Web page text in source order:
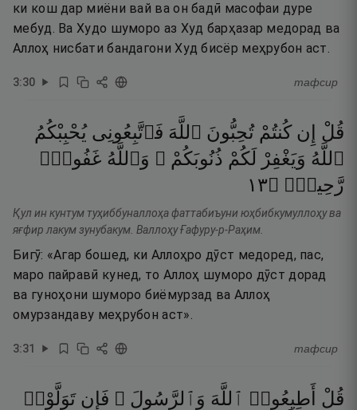
ки кош дар миёни вай ва он бадӣ масофаи дуре
мебуд. Ва Худо шуморо аз Худ барҳазар медорад ва
Аллоҳ нисбати бандагони Худ бисёр меҳрубон аст.
3:30 тафсир
قُلْ إِن كُنتُمْ تُحِبُّونَ ٱللَّهَ فَٱتَّبِعُونِى يُحْبِبْكُمُ
ٱللَّهُ وَيَغْفِرْ لَكُمْ ذُنُوبَكُمْ ۗ وَٱللَّهُ غَفُورٌۭ
رَّحِيمٌۭ ۝٣١
Қул ин кунтум туҳиббуналлоҳа фаттабиъуни юҳбибкумуллоҳу ва
яғфир лакум зунубакум. Валлоҳу Ғафуру-р-Раҳим.
Бигӯ: «Агар бошед, ки Аллоҳро дӯст медоред, пас,
маро пайравӣ кунед, то Аллоҳ шуморо дӯст дорад
ва гуноҳони шуморо биёмурзад ва Аллоҳ
омурзандаву меҳрубон аст».
3:31 тафсир
قُلْ أَطِيعُوا۟ ٱللَّهَ وَٱلرَّسُولَ ۖ فَإِن تَوَلَّوْا۟